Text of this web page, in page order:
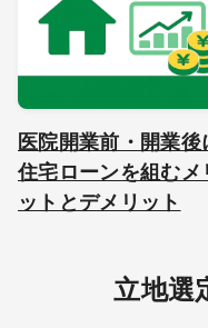
医院開業前・開業後
住宅ローンを組むメ
ットとデメリット
立地選